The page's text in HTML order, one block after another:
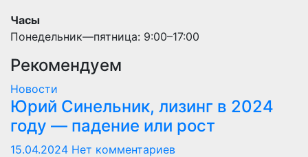
Часы
Понедельник—пятница: 9:00–17:00
Рекомендуем
Новости
Юрий Синельник, лизинг в 2024
году — падение или рост
15.04.2024 Нет комментариев